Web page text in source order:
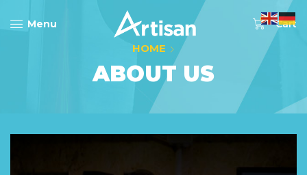
Menu 0 Cart
HOME
ABOUT US